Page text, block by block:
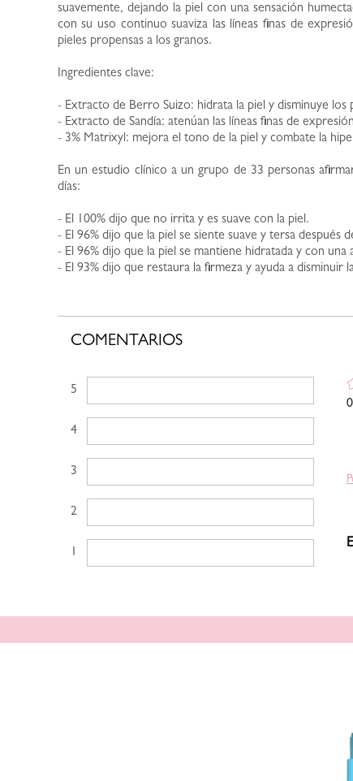
suavemente, dejando la piel con una sensación
con su uso continuo suaviza las líneas finas de
pieles propensas a los granos.
Ingredientes clave:
- Extracto de Berro Suizo: hidrata la piel y disminuye los
- Extracto de Sandía: atenúan las líneas finas de
- 3% Matrixyl: mejora el tono de la piel y combate la
En un estudio clínico a un grupo de 33 personas
días:
- El 100% dijo que no irrita y es suave con la piel.
- El 96% dijo que la piel se siente suave y tersa después
- El 96% dijo que la piel se mantiene hidratada y con una
- El 93% dijo que restaura la firmeza y ayuda a disminuir
COMENTARIOS
5 estrellas
4 estrellas
3 estrellas
2 estrellas
1 estrella